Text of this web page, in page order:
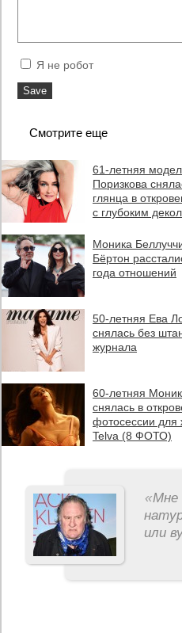
Я не робот
Смотрите еще
61-летняя
Поризкова
глянца в
с глубоким
Моника
Бёртон
года отношений
50-летняя Ева
снялась без
журнала
60-летняя
снялась в
фотосессии для
Telva (8 ФОТО)
«Мне
или